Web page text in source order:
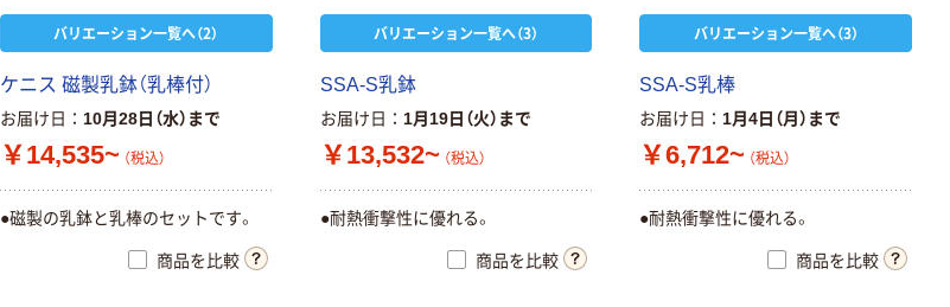
バリエーション一覧へ（2）
ケニス 磁製乳鉢（乳棒付）
お届け日 10月28日（水）まで
￥14,535~ （税込）
●磁製の乳鉢と乳棒のセットです。
商品を比較
バリエーション一覧へ（3）
SSA-S乳鉢
お届け日 1月19日（火）まで
￥13,532~ （税込）
●耐熱衝撃性に優れる。
商品を比較
バリエーション一覧へ（3）
SSA-S乳棒
お届け日 1月4日（月）まで
￥6,712~ （税込）
●耐熱衝撃性に優れる。
商品を比較